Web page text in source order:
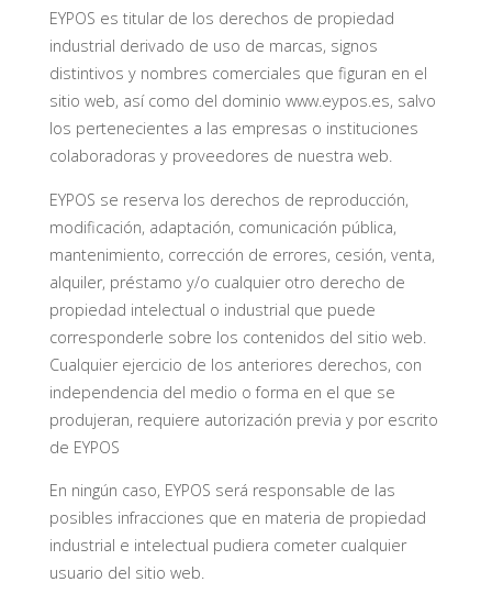
EYPOS es titular de los derechos de propiedad
industrial derivado de uso de marcas, signos
distintivos y nombres comerciales que figuran en el
sitio web, así como del dominio www.eypos.es, salvo
los pertenecientes a las empresas o instituciones
colaboradoras y proveedores de nuestra web.
EYPOS se reserva los derechos de reproducción,
modificación, adaptación, comunicación pública,
mantenimiento, corrección de errores, cesión, venta,
alquiler, préstamo y/o cualquier otro derecho de
propiedad intelectual o industrial que puede
corresponderle sobre los contenidos del sitio web.
Cualquier ejercicio de los anteriores derechos, con
independencia del medio o forma en el que se
produjeran, requiere autorización previa y por escrito
de EYPOS
En ningún caso, EYPOS será responsable de las
posibles infracciones que en materia de propiedad
industrial e intelectual pudiera cometer cualquier
usuario del sitio web.